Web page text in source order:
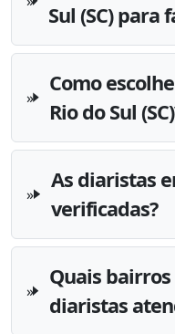
Sul (SC) para
Como
Rio do Sul
As diaristas
verificadas?
Quais bairros
diaristas